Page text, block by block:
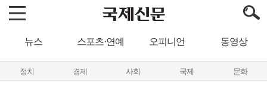
뉴스 스포츠·연예 오피니언 동영상
정치 경제 사회 국제 문화